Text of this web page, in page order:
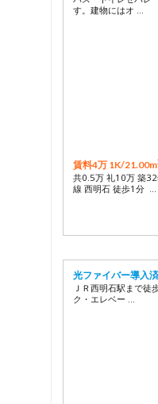
す。建物にはオ …
賃料4万 1K/21.00m
共0.5万 礼10万 築
線 西明石 徒歩1分 …
光ファイバー導入済
ＪＲ西明石駅まで徒
ク・エレベー …